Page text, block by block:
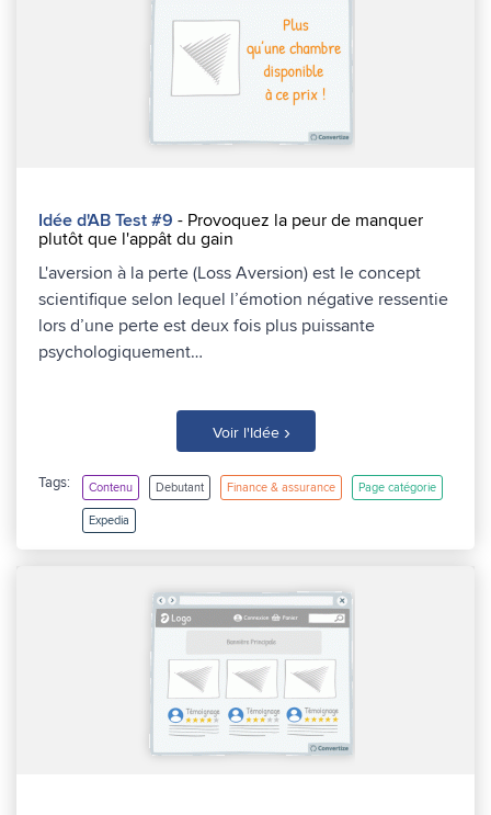
Idée d'AB Test #9 - Provoquez la peur de manquer
plutôt que l'appât du gain
L'aversion à la perte (Loss Aversion) est le concept
scientifique selon lequel l’émotion négative ressentie
lors d’une perte est deux fois plus puissante
psychologiquement…
Voir l'Idée ›
Tags: Contenu Debutant Finance & assurance Page catégorie
Expedia